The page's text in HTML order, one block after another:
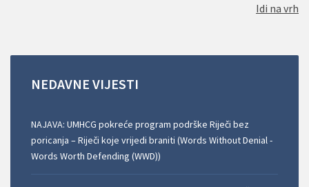
Idi na vrh
NEDAVNE VIJESTI
NAJAVA: UMHCG pokreće program podrške Riječi bez
poricanja – Riječi koje vrijedi braniti (Words Without Denial -
Words Worth Defending (WWD))